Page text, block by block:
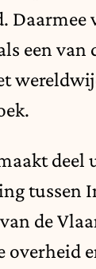
Daarmee
een van
deel
tussen
de
overheid